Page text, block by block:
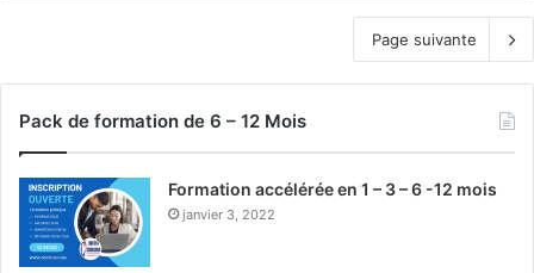
Page suivante
Pack de formation de 6 – 12 Mois
Formation accélérée en 1 – 3 – 6 -12 mois
janvier 3, 2022